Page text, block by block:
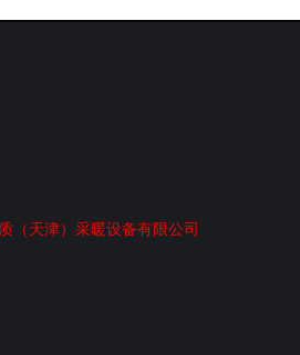
（天津）采暖设备有限公司